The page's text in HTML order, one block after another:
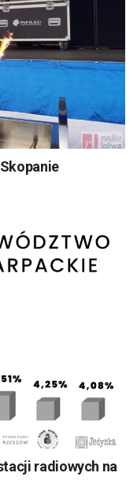
radiowych na